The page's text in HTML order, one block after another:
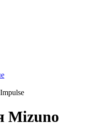
Mizuno